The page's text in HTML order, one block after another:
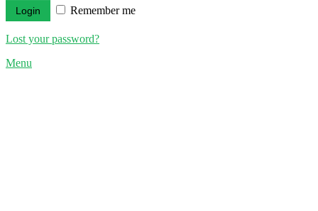
Remember me
Lost your password?
Menu